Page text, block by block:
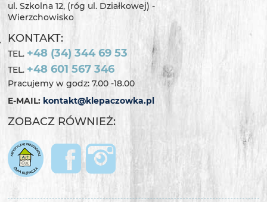
ul. Szkolna 12, (róg ul. Działkowej) -
Wierzchowisko
KONTAKT:
TEL. +48 (34) 344 69 53
TEL. +48 601 567 346
Pracujemy w godz: 7.00 -18.00
E-MAIL: kontakt@klepaczowka.pl
ZOBACZ RÓWNIEŻ: